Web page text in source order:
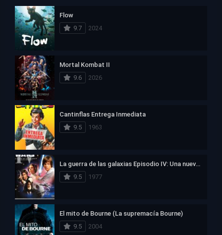
Flow
9.7
2024
Mortal Kombat II
9.6
2026
Cantinflas Entrega Inmediata
9.5
1963
La guerra de las galaxias Episodio IV: Una nueva esperanza
9.5
1977
El mito de Bourne (La supremacía Bourne)
9.5
2004